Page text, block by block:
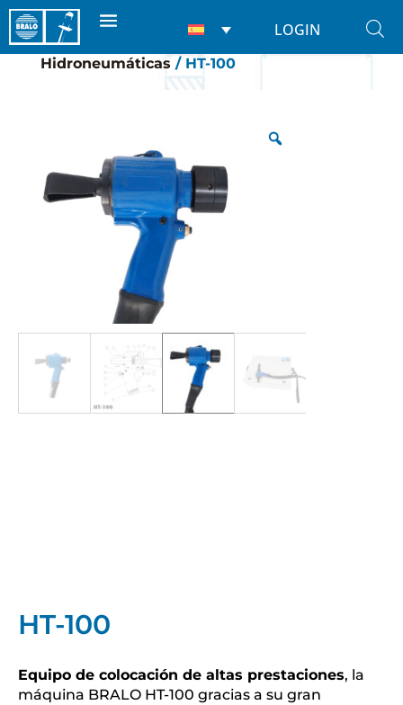
LOGIN
Inicio Remachadoras Para remaches
Hidroneumáticas / HT-100
HT-100
Equipo de colocación de altas prestaciones, la
máquina BRALO HT-100 gracias a su gran